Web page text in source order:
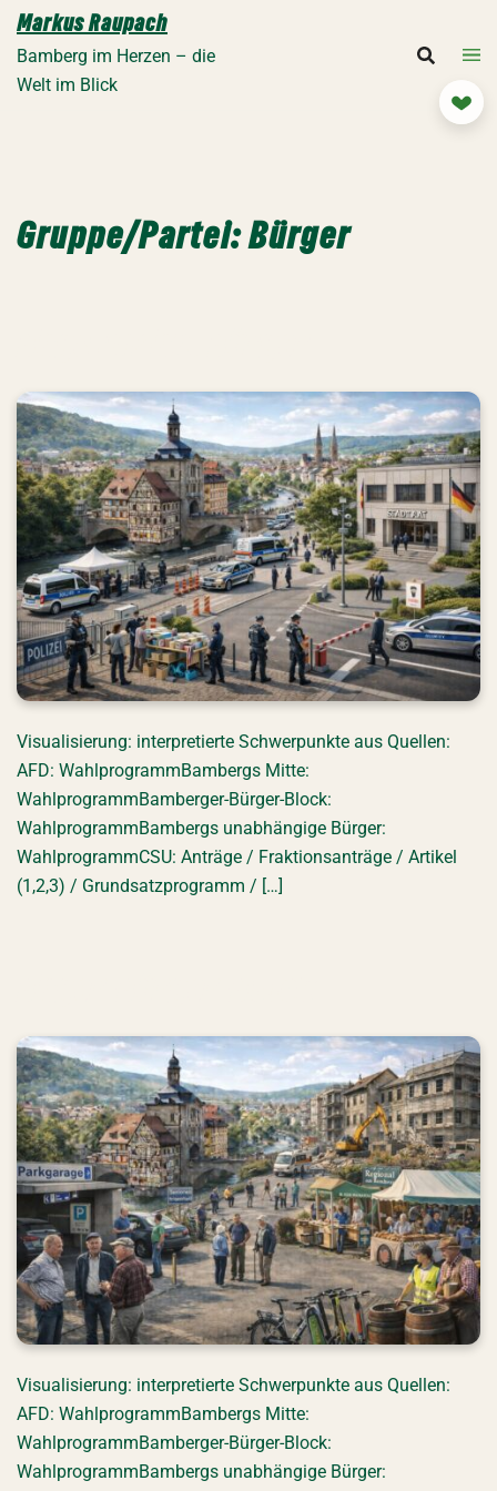
Zum
Inhalt
Markus Raupach
Bamberg im Herzen – die
Welt im Blick
Gruppe/Partei:Bürger
Visualisierung: interpretierte Schwerpunkte aus Quellen:
AFD: WahlprogrammBambergs Mitte:
WahlprogrammBamberger-Bürger-Block:
WahlprogrammBambergs unabhängige Bürger:
WahlprogrammCSU: Anträge / Fraktionsanträge / Artikel
(1,2,3) / Grundsatzprogramm / […]
Visualisierung: interpretierte Schwerpunkte aus Quellen:
AFD: WahlprogrammBambergs Mitte:
WahlprogrammBamberger-Bürger-Block:
WahlprogrammBambergs unabhängige Bürger: